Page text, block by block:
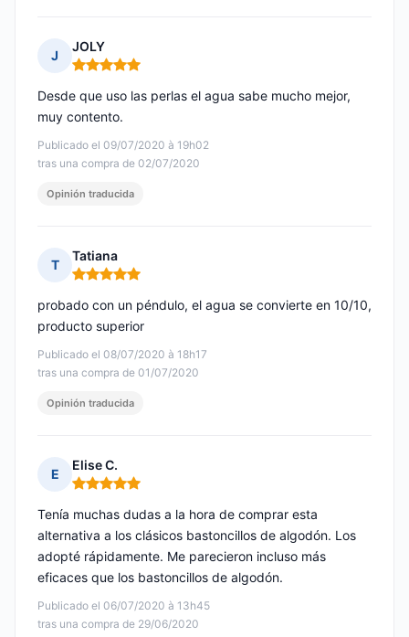
J
JOLY
Nota: 5 de 5
Publicado el 09/07/2020 à 19h02
tras una compra de 02/07/2020
Desde que uso las perlas el agua sabe mucho mejor,
muy contento.
Opinión traducida
T
Tatiana
Nota: 5 de 5
Publicado el 08/07/2020 à 18h17
tras una compra de 01/07/2020
probado con un péndulo, el agua se convierte en 10/10,
producto superior
Opinión traducida
E
Elise C.
Nota: 5 de 5
Publicado el 06/07/2020 à 13h45
tras una compra de 29/06/2020
Tenía muchas dudas a la hora de comprar esta
alternativa a los clásicos bastoncillos de algodón. Los
adopté rápidamente. Me parecieron incluso más
eficaces que los bastoncillos de algodón.